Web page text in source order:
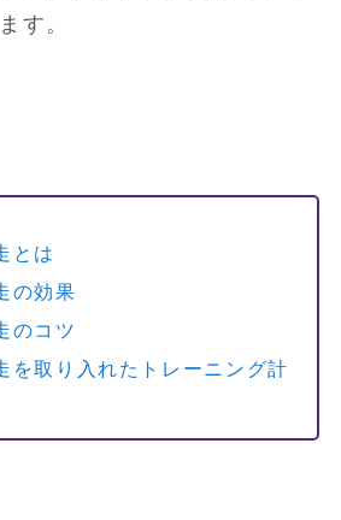
す。
とは
の効果
のコツ
を取り入れたトレーニング計